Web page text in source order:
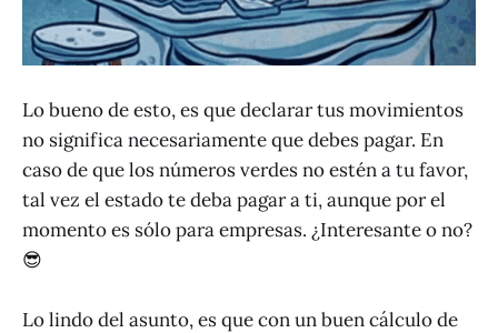
Lo bueno de esto, es que declarar tus movimientos
no significa necesariamente que debes pagar. En
caso de que los números verdes no estén a tu favor,
tal vez el estado te deba pagar a ti, aunque por el
momento es sólo para empresas. ¿Interesante o no?
😎
Lo lindo del asunto, es que con un buen cálculo de